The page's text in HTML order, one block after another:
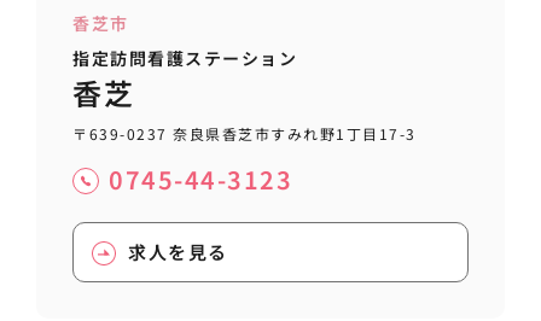
香芝市
指定訪問看護ステーション
香芝
〒639-0237 奈良県香芝市すみれ野1丁目17-3
0745-44-3123
求人を見る